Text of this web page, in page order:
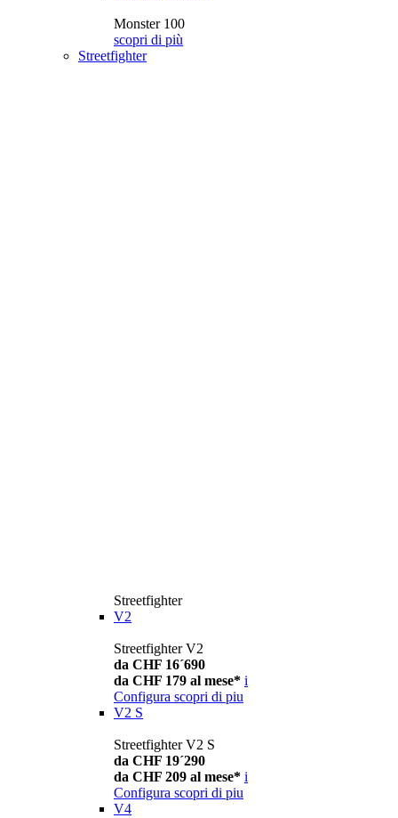
Monster 100
scopri di più
Streetfighter
Streetfighter
V2
Streetfighter V2
da CHF 16´690
da CHF 179 al mese* i
Configura scopri di piu
V2 S
Streetfighter V2 S
da CHF 19´290
da CHF 209 al mese* i
Configura scopri di piu
V4